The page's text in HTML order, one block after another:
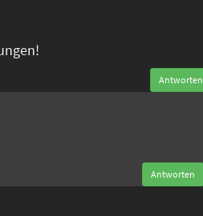
Antworten
Antworten